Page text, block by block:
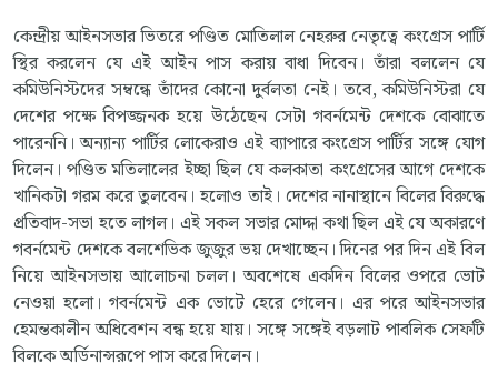
কেন্দ্রীয় আইনসভার ভিতরে পণ্ডিত মোতিলাল নেহরুর নেতৃত্বে কংগ্রেস পার্টি
স্থির করলেন যে এই আইন পাস করায় বাধা দিবেন। তাঁরা বললেন যে
কমিউনিস্টদের সম্বন্ধে তাঁদের কোনো দুর্বলতা নেই। তবে, কমিউনিস্টরা যে
দেশের পক্ষে বিপজ্জনক হয়ে উঠেছেন সেটা গবর্নমেন্ট দেশকে বোঝাতে
পারেননি। অন্যান্য পার্টির লোকেরাও এই ব্যাপারে কংগ্রেস পার্টির সঙ্গে যোগ
দিলেন। পণ্ডিত মতিলালের ইচ্ছা ছিল যে কলকাতা কংগ্রেসের আগে দেশকে
খানিকটা গরম করে তুলবেন। হলোও তাই। দেশের নানাস্থানে বিলের বিরুদ্ধে
প্রতিবাদ-সভা হতে লাগল। এই সকল সভার মোদ্দা কথা ছিল এই যে অকারণে
গবর্নমেন্ট দেশকে বলশেভিক জুজুর ভয় দেখাচ্ছেন। দিনের পর দিন এই বিল
নিয়ে আইনসভায় আলোচনা চলল। অবশেষে একদিন বিলের ওপরে ভোট
নেওয়া হলো। গবর্নমেন্ট এক ভোটে হেরে গেলেন। এর পরে আইনসভার
হেমন্তকালীন অধিবেশন বন্ধ হয়ে যায়। সঙ্গে সঙ্গেই বড়লাট পাবলিক সেফটি
বিলকে অর্ডিনান্সরূপে পাস করে দিলেন।